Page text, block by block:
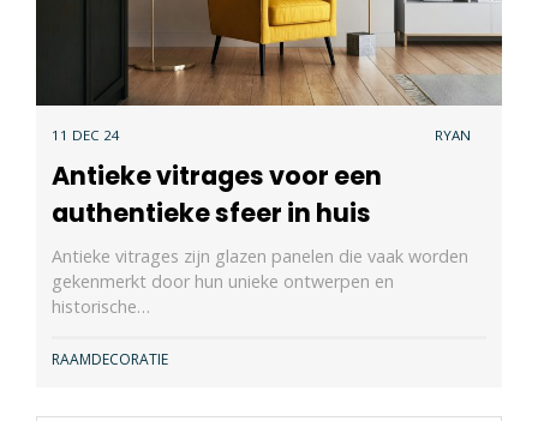
11 DEC 24 RYAN
Antieke vitrages voor een
authentieke sfeer in huis
Antieke vitrages zijn glazen panelen die vaak worden
gekenmerkt door hun unieke ontwerpen en
historische…
RAAMDECORATIE